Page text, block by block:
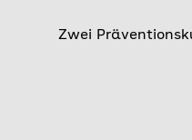
Zwei